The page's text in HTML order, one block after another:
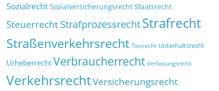
Sozialrecht Sozialversicherungsrecht Staatsrecht
SteuerrechtStrafprozessrechtStrafrecht
Straßenverkehrsrecht Tierrecht Unterhaltsrecht
Urheberrecht Verbraucherrecht Verfassungsrecht
VerkehrsrechtVersicherungsrecht